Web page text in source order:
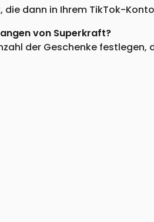
dann in Ihrem TikTok-
von Superkraft?
der Geschenke festlegen,